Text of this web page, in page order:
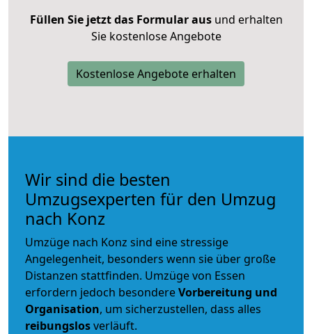
Füllen Sie jetzt das Formular ausund erhalten
Sie kostenlose Angebote
Kostenlose Angebote erhalten
Wir sind die besten
Umzugsexperten für den Umzug
nach Konz
Umzüge nach Konz sind eine stressige
Angelegenheit, besonders wenn sie über große
Distanzen stattfinden. Umzüge von Essen
erfordern jedoch besondereVorbereitung und
Organisation, um sicherzustellen, dass alles
reibungslosverläuft.